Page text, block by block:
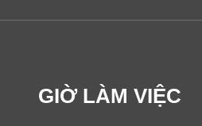
GIỜ LÀM VIỆC